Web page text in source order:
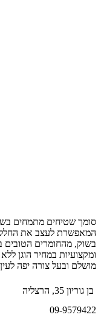
סומך שטיחים מתמחים
המאפשרת לעצב את החלל
בשוק, מהחומרים הטובים
ומקצועיות במחיר הוגן
מושלם ובעל צורה יפה לעין
בן גוריון 35, הרצליה
09-9579422